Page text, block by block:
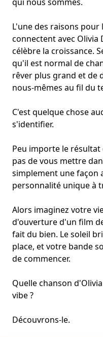
L'une des raisons pour
connectent avec Olivia
célèbre la croissance.
qu'il est normal de
rêver plus grand et de
nous-mêmes au fil du
C'est quelque chose
s'identifier.
Peu importe le résultat
pas de vous mettre
simplement une façon
personnalité unique à
Alors imaginez votre
d'ouverture d'un film
fait du bien. Le soleil
place, et votre bande
de commencer.
Quelle chanson
vibe ?
Découvrons-le.